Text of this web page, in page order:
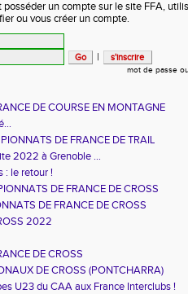
un compte sur le site FFA,
ou vous créer un compte.
|
mot de passe
DE COURSE EN MONTAGNE
DE FRANCE DE TRAIL
2022 à Grenoble ...
: le retour !
DE FRANCE DE CROSS
DE FRANCE DE CROSS
2022
DE CROSS
DE CROSS (PONTCHARRA)
U23 du CAA aux France Interclubs !